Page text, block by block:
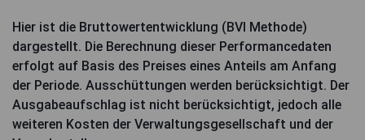
Hier ist die Bruttowertentwicklung (BVI Methode)
dargestellt. Die Berechnung dieser Performancedaten
erfolgt auf Basis des Preises eines Anteils am Anfang
der Periode. Ausschüttungen werden berücksichtigt. Der
Ausgabeaufschlag ist nicht berücksichtigt, jedoch alle
weiteren Kosten der Verwaltungsgesellschaft und der